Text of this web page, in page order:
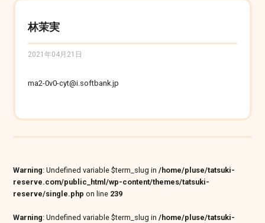
林茉実
2021年04月21日
ma2-0v0-cyt@i.softbank.jp
Warning: Undefined variable $term_slug in/home/pluse/tatsuki-
reserve.com/public_html/wp-content/themes/tatsuki-
reserve/single.php on line 239
Warning: Undefined variable $term_slug in/home/pluse/tatsuki-